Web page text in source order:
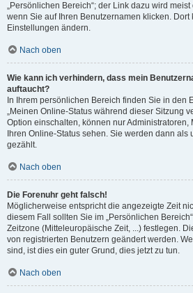
„Persönlichen Bereich“; der Link dazu wird
wenn Sie auf Ihren Benutzernamen klicken. Dort
Einstellungen ändern.
Nach oben
Wie kann ich verhindern, dass mein
auftaucht?
In Ihrem persönlichen Bereich finden Sie in den
„Meinen Online-Status während dieser Sitzung
Option einschalten, können nur Administratoren,
Ihren Online-Status sehen. Sie werden dann als
gezählt.
Nach oben
Die Forenuhr geht falsch!
Möglicherweise entspricht die angezeigte Zeit
diesem Fall sollten Sie im „Persönlichen
Zeitzone (Mitteleuropäische Zeit, ...) festlegen.
von registrierten Benutzern geändert werden.
sind, ist dies ein guter Grund, dies jetzt zu tun.
Nach oben